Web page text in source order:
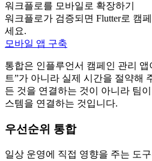
워크플로를 모바일로 확장하기
워크플로가 검증되면 Flutter로 캠
세요.
모바일 앱 구축
통합은 인플루언서 캠페인 관리 앱
트”가 아니라 실제 시간을 절약해
든 것을 연결하는 것이 아니라 팀
스템을 연결하는 것입니다.
우선순위 통합
일상 운영에 직접 영향을 주는 도